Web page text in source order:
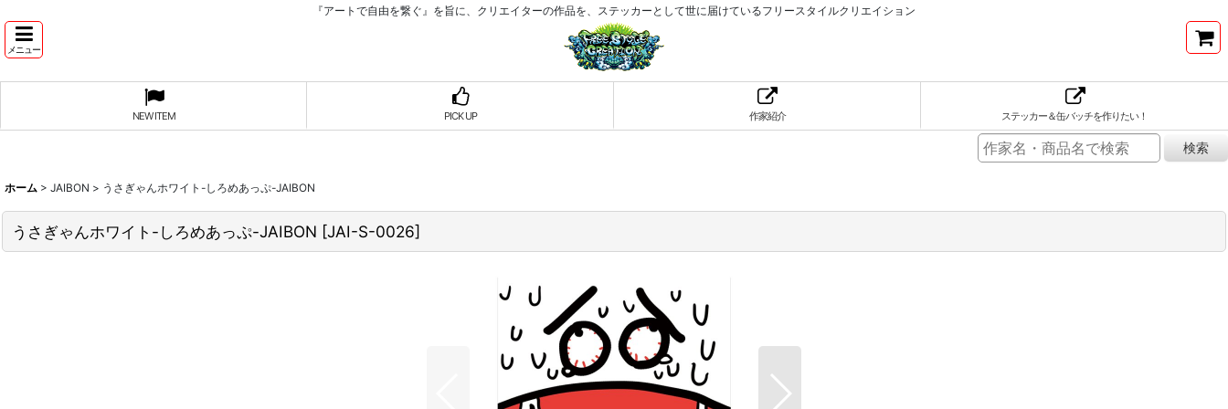
『アートで自由を繋ぐ』を旨に、クリエイターの作品を、ステッカーとして世に届けているフリースタイルクリエイション
メニュー
NEW ITEM PICK UP 作家紹介 ステッカー＆缶バッチを作りたい！
ホーム > JAIBON > うさぎゃんホワイト-しろめあっぷ-JAIBON
うさぎゃんホワイト-しろめあっぷ-JAIBON [JAI-S-0026]